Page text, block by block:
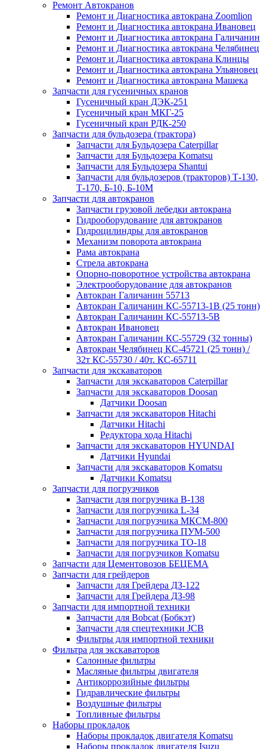
Ремонт Автокранов
Ремонт и Диагностика автокрана Zoomlion
Ремонт и Диагностика автокрана Ивановец
Ремонт и Диагностика автокрана Галичанин
Ремонт и Диагностика автокрана Челябинец
Ремонт и Диагностика автокрана Клинцы
Ремонт и Диагностика автокрана Ульяновец
Ремонт и Диагностика автокрана Машека
Запчасти для гусеничных кранов
Гусеничный кран ДЭК-251
Гусеничный кран МКГ-25
Гусеничный кран РДК-250
Запчасти для бульдозера (трактора)
Запчасти для Бульдозера Caterpillar
Запчасти для Бульдозера Komatsu
Запчасти для Бульдозера Shantui
Запчасти для бульдозеров (тракторов) Т-130,
Т-170, Б-10, Б-10М
Запчасти для автокранов
Запчасти грузовой лебедки автокрана
Гидрооборудование для автокранов
Гидроцилиндры для автокранов
Механизм поворота автокрана
Рама автокрана
Стрела автокрана
Опорно-поворотное устройства автокрана
Электрооборудование для автокранов
Автокран Галичанин 55713
Автокран Галичанин КС-55713-1В (25 тонн)
Автокран Галичанин КС-55713-5В
Автокран Ивановец
Автокран Галичанин КС-55729 (32 тонны)
Автокран Челябинец КС-45721 (25 тонн) /
32т КС-55730 / 40т. КС-65711
Запчасти для экскаваторов
Запчасти для экскаваторов Caterpillar
Запчасти для экскаваторов Doosan
Датчики Doosan
Запчасти для экскаваторов Hitachi
Датчики Hitachi
Редуктора хода Hitachi
Запчасти для экскаваторов HYUNDAI
Датчики Hyundai
Запчасти для экскаваторов Komatsu
Датчики Komatsu
Запчасти для погрузчиков
Запчасти для погрузчика B-138
Запчасти для погрузчика L-34
Запчасти для погрузчика МКСМ-800
Запчасти для погрузчика ПУМ-500
Запчасти для погрузчика ТО-18
Запчасти для погрузчиков Komatsu
Запчасти для Цементовозов БЕЦЕМА
Запчасти для грейдеров
Запчасти для Грейдера ДЗ-122
Запчасти для Грейдера ДЗ-98
Запчасти для импортной техники
Запчасти для Bobcat (Бобкэт)
Запчасти для спецтехники JCB
Фильтры для импортной техники
Фильтра для экскаваторов
Салонные фильтры
Масляные фильтры двигателя
Антикоррозийные фильтры
Гидравлические фильтры
Воздушные фильтры
Топливные фильтры
Наборы прокладок
Наборы прокладок двигателя Komatsu
Наборы прокладок двигателя Isuzu